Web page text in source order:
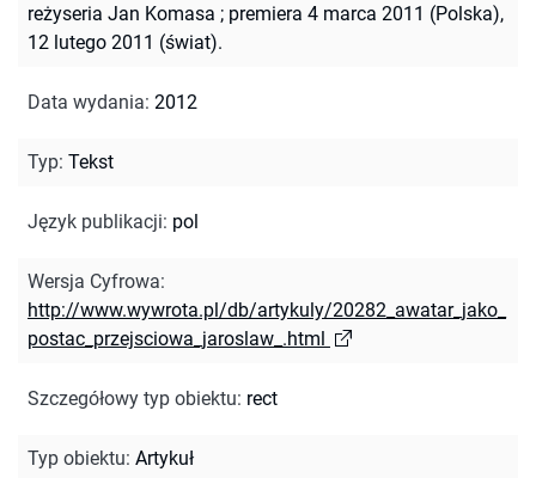
reżyseria Jan Komasa ; premiera 4 marca 2011 (Polska),
12 lutego 2011 (świat).
Data wydania: 2012
Typ: Tekst
Język publikacji: pol
Wersja Cyfrowa:
http://www.wywrota.pl/db/artykuly/20282_awatar_jako_
postac_przejsciowa_jaroslaw_.html
Szczegółowy typ obiektu: rect
Typ obiektu: Artykuł